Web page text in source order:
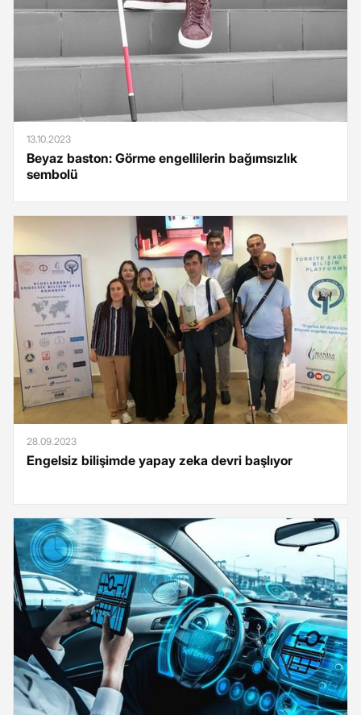
13.10.2023
Beyaz baston: Görme engellilerin bağımsızlık
sembolü
28.09.2023
Engelsiz bilişimde yapay zeka devri başlıyor